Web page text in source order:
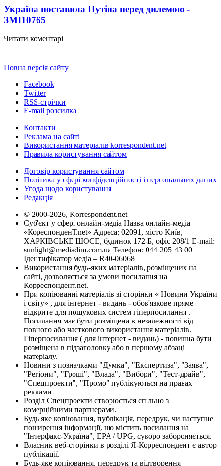
Україна поставила Путіна перед дилемою -
ЗМІ10765
Читати коментарі
Повна версія сайту
Facebook
Twitter
RSS-стрічки
E-mail розсилка
Контакти
Реклама на сайті
Використання матеріалів korrespondent.net
Правила користування сайтом
Договір користування сайтом
Політика у сфері конфіденційності і персональних даних
Угода щодо користування
Редакція
© 2000-2026, Korrespondent.net
Суб'єкт у сфері онлайн-медіа Назва онлайн-медіа –
«КореспонденТ.net» Адреса: 02091, місто Київ,
ХАРКІВСЬКЕ ШОСЕ, будинок 172-Б, офіс 208/1 E-mail:
sunlight@mediadim.com.ua Телефон: 044-205-43-00
Ідентифікатор медіа – R40-06068
Використання будь-яких матеріалів, розміщених на
сайті, дозволяється за умови посилання на
Корреспондент.net.
При копіюванні матеріалів зі сторінки « Новини України
і світу» , для інтернет - видань - обов'язкове пряме
відкрите для пошукових систем гіперпосилання .
Посилання має бути розміщена в незалежності від
повного або часткового використання матеріалів.
Гіперпосилання ( для інтернет - видань) - повинна бути
розміщена в підзаголовку або в першому абзаці
матеріалу.
Новини з позначками "Думка", "Експертиза", "Заява",
"Регіони", "Гроші", "Влада", "Вибори", "Тест-драйв",
"Спецпроекти", "Промо" публікуються на правах
реклами.
Розділ Спецпроекти створюється спільно з
комерційними партнерами.
Будь яке копіювання, публікація, передрук, чи наступне
поширення інформації, що містить посилання на
"Інтерфакс-Україна", EPA / UPG, суворо забороняється.
Власник веб-сторінки в розділі Я-Корреспондент є автор
публікації.
Будь-яке копіювання, передрук та відтворення